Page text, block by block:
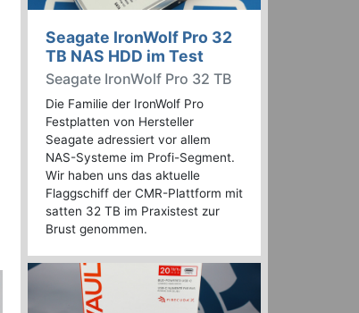
Seagate IronWolf Pro 32
TB NAS HDD im Test
Seagate IronWolf Pro 32 TB
Die Familie der IronWolf Pro
Festplatten von Hersteller
Seagate adressiert vor allem
NAS-Systeme im Profi-Segment.
Wir haben uns das aktuelle
Flaggschiff der CMR-Plattform mit
satten 32 TB im Praxistest zur
Brust genommen.